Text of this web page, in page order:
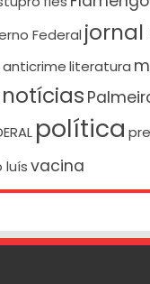
Federal jornal
anticrime literatura
notícias
política
luís vacina